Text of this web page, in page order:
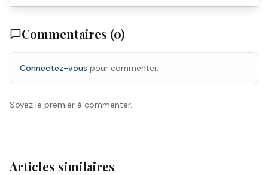
Commentaires (0)
Connectez-vous pour commenter.
Soyez le premier à commenter.
Articles similaires